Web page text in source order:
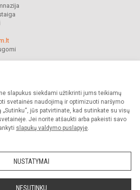
slapukus siekdami užtikrinti jums teikiamų
svetainės naudojimą ir optimizuoti naršymo
„Sutinku“, jūs patvirtinate, kad sutinkate su visų
Jei norite atšaukti arba pakeisti savo
slapukų valdymo puslapyje.
NUSTATYMAI
NESUTINKU
Didžiojo gimnazija. Visos teisės saugomos.
gimnazijos sutikimo griežtai draudžiama.
paraiška Slapukų valdymas